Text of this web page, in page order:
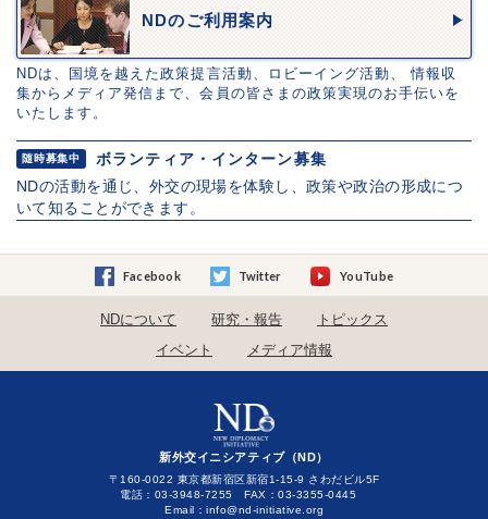
NDのご利用案内
NDは、国境を越えた政策提言活動、ロビーイング活動、 情報収
集からメディア発信まで、会員の皆さまの政策実現のお手伝いを
いたします。
随時募集中
ボランティア・インターン募集
NDの活動を通じ、外交の現場を体験し、政策や政治の形成につ
いて知ることができます。
Facebook Twitter YouTube
NDについて 研究・報告
トピックス
イベント
メディア情報
新外交イニシアティブ（ND）
〒160-0022 東京都新宿区新宿1-15-9 さわだビル5F
電話：03-3948-7255 FAX：03-3355-0445
Email：